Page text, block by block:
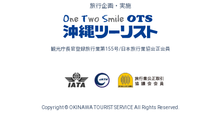
旅行企画・実施
観光庁長官登録旅行業第155号/日本旅行業協会正会員
Copyright © OKINAWA TOURIST SERVICE All Rights Reserved.